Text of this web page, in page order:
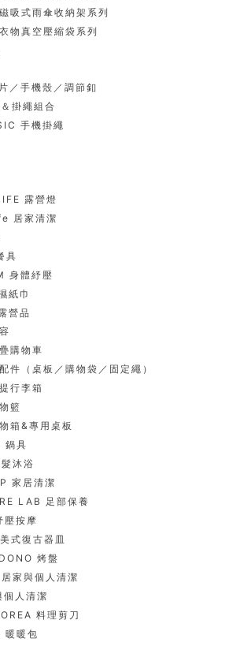
吸式雨傘收納架系列
物真空壓縮袋系列
／手機殼／調節釦
掛繩組合
手機掛繩
露營燈
居家清潔
具
身體紓壓
紙巾
營品
購物車
件（桌板／購物袋／固定繩）
行李箱
籃
箱&專用桌板
鍋具
沐浴
家居清潔
LAB 足部保養
按摩
式復古器皿
烤盤
家與個人清潔
人清潔
料理剪刀
暖暖包